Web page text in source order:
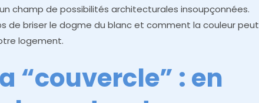
champ de possibilités architecturales insoupçonnées.
de briser le dogme du blanc et comment la couleur peut
logement.
“couvercle” : en